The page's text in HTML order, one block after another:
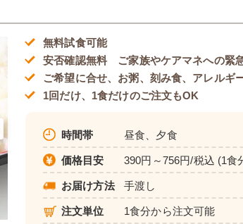
無料試食可能
安否確認無料 ご家族やケアマネへの緊
ご希望に合せ、お粥、刻み食、アレルギ
1回だけ、1食だけのご注文もOK
時間帯 昼食、夕食
価格目安 390円～756円/税込 (1食
お届け方法 手渡し
注文単位 1食分から注文可能